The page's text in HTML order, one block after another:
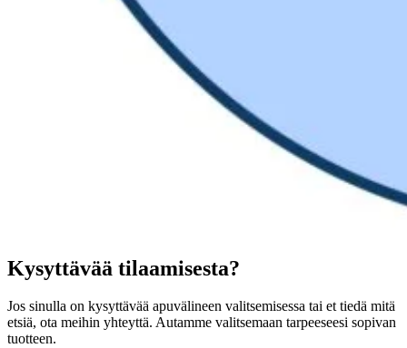
Kysyttävää tilaamisesta?
Jos sinulla on kysyttävää apuvälineen valitsemisessa tai et tiedä mitä
etsiä, ota meihin yhteyttä. Autamme valitsemaan tarpeeseesi sopivan
tuotteen.